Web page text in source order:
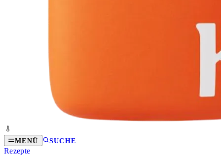
MENÜ SUCHE
Rezepte